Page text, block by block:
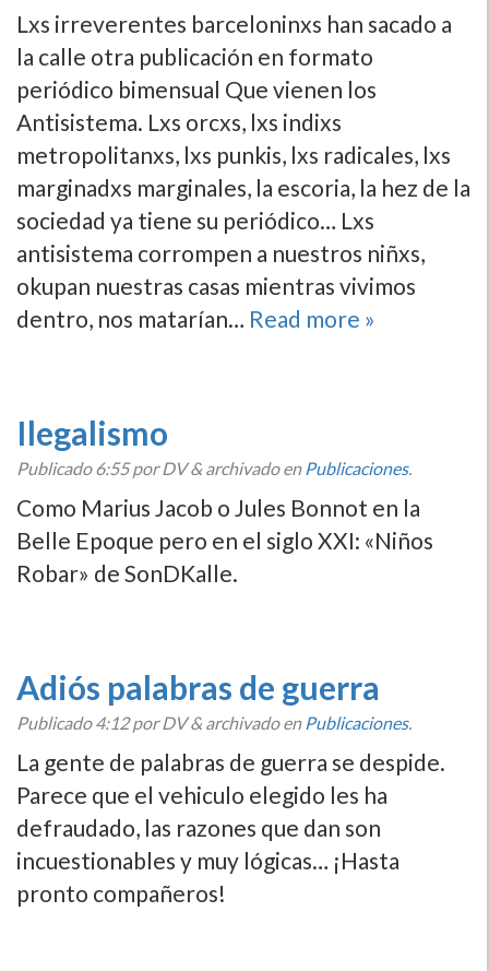
Lxs irreverentes barceloninxs han sacado a
la calle otra publicación en formato
periódico bimensual Que vienen los
Antisistema. Lxs orcxs, lxs indixs
metropolitanxs, lxs punkis, lxs radicales, lxs
marginadxs marginales, la escoria, la hez de la
sociedad ya tiene su periódico… Lxs
antisistema corrompen a nuestros niñxs,
okupan nuestras casas mientras vivimos
dentro, nos matarí­an… Read more »
Ilegalismo
Publicado6:55por DV&archivado en Publicaciones.
Como Marius Jacob o Jules Bonnot en la
Belle Epoque pero en el siglo XXI: «Niños
Robar» de SonDKalle.
Adiós palabras de guerra
Publicado4:12por DV&archivado en Publicaciones.
La gente de palabras de guerra se despide.
Parece que el vehiculo elegido les ha
defraudado, las razones que dan son
incuestionables y muy lógicas… ¡Hasta
pronto compañeros!